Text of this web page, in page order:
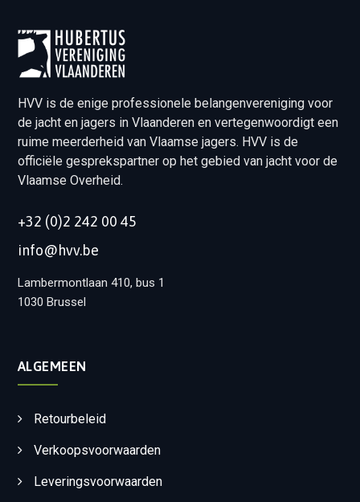
HVV is de enige professionele belangenvereniging voor
de jacht en jagers in Vlaanderen en vertegenwoordigt een
ruime meerderheid van Vlaamse jagers. HVV is de
officiële gesprekspartner op het gebied van jacht voor de
Vlaamse Overheid.
+32 (0)2 242 00 45
info@hvv.be
Lambermontlaan 410, bus 1
1030 Brussel
ALGEMEEN
Retourbeleid
Verkoopsvoorwaarden
Leveringsvoorwaarden